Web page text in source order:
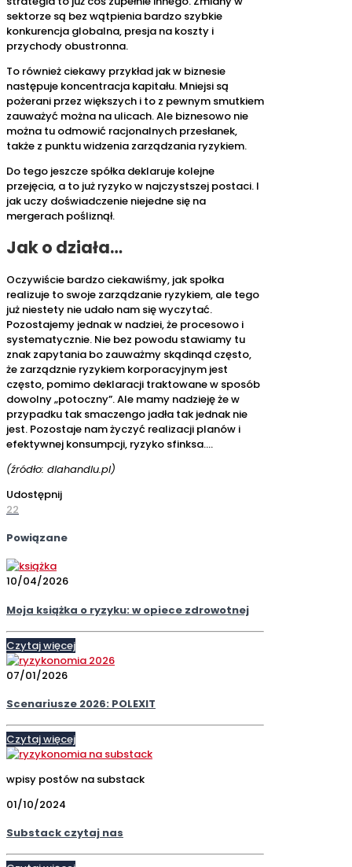
sektorze są bez wątpienia bardzo szybkie
konkurencja globalna, presja na koszty i
przychody obustronna.
To również ciekawy przykład jak w biznesie
następuje koncentracja kapitału. Mniejsi są
pożerani przez większych i to z pewnym smutkiem
zauważyć można na ulicach. Ale biznesowo nie
można tu odmowić racjonalnych przesłanek,
także z punktu widzenia zarządzania ryzykiem.
Do tego jeszcze spółka deklaruje kolejne
przejęcia, a to już ryzyko w najczystszej postaci. I
jak uczy doświadczenie niejedne się na
mergerach pośliznął.
Jak o działa…
Oczywiście bardzo ciekawiśmy, jak społka
realizuje to swoje zarządzanie ryzykiem, ale tego
już niestety nie udało nam się wyczytać.
Pozostajemy jednak w nadziei, że procesowo i
systematycznie. Nie bez powodu stawiamy tu
znak zapytania bo zauważmy skądinąd często,
że zarządznie ryzykiem korporacyjnym jest
często, pomimo deklaracji traktowane w sposób
dowolny „potoczny”. Ale mamy nadzieję że w
przypadku tak smaczengo jadła tak jednak nie
jest. Pozostaje nam życzyć realizacji planów i
efektywnej konsumpcji, ryzyko sfinksa….
(źródło: dlahandlu.pl)
Udostępnij
22
Powiązane
10/04/2026
Moja książka o ryzyku: w opiece zdrowotnej
Czytaj więcej
07/01/2026
Scenariusze 2026: POLEXIT
Czytaj więcej
wpisy postów na substack
01/10/2024
Substack czytaj nas